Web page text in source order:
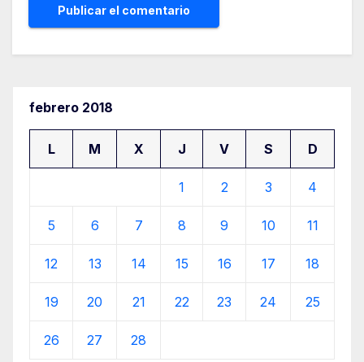
febrero 2018
L M X J V S D
1 2 3 4
5 6 7 8 9 10 11
12 13 14 15 16 17 18
19 20 21 22 23 24 25
26 27 28